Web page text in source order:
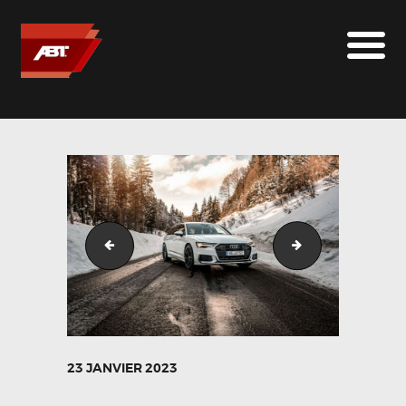
ABT SPORTSLINE FRANCE
MARQUES
LE SUR-MESURE
ABT
CONTACT
Audi_A6_Avant_ABT_ER-C_gletscherweiss-1
23 JANVIER 2023